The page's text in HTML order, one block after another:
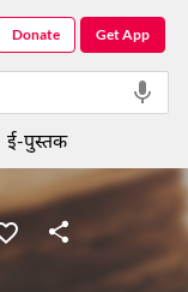
Get App
Donate
ई-पुस्तक